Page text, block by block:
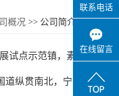
概况 >> 公司简介
试点示范镇，素
道纵贯南北，宁
联系电话
在线留言